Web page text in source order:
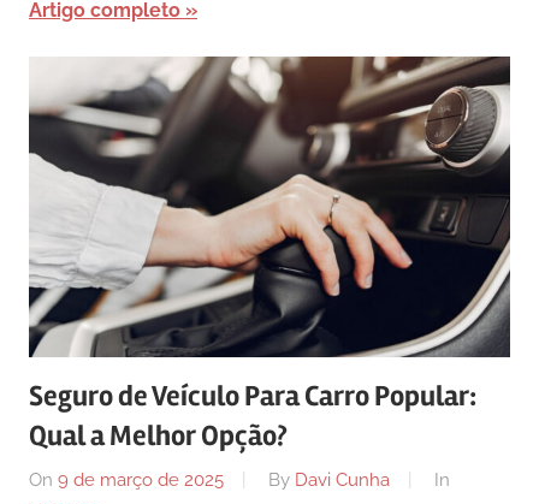
Artigo completo
Seguro de Veículo Para Carro Popular:
Qual a Melhor Opção?
On 9 de março de 2025 By Davi Cunha
In